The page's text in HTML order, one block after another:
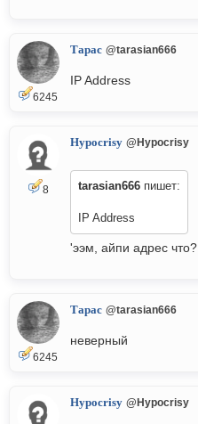
6245
Тарас @tarasian666
IP Address
8
Hypocrisy @Hypocrisy
tarasian666 пишет:
IP Address
'ээм, айпи адрес что?
6245
Тарас @tarasian666
неверный
Hypocrisy @Hypocrisy